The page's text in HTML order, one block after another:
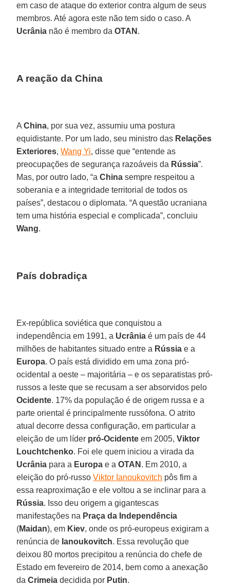
em caso de ataque do exterior contra algum de seus
membros. Até agora este não tem sido o caso. A
Ucrânia não é membro daOTAN .
A reação da China
AChina, por sua vez, assumiu uma postura
equidistante. Por um lado, seu ministro das Relações
Exteriores,Wang Yi, disse que “entende as
preocupações de segurança razoáveis da Rússia”.
Mas, por outro lado, “aChina sempre respeitou a
soberania e a integridade territorial de todos os
países”, destacou o diplomata. “A questão ucraniana
tem uma história especial e complicada”, concluiu
Wang.
País dobradiça
Ex-república soviética que conquistou a
independência em 1991, a Ucrânia é um país de 44
milhões de habitantes situado entre a Rússia e a
Europa. O país está dividido em uma zona pró-
ocidental a oeste – majoritária – e os separatistas pró-
russos a leste que se recusam a ser absorvidos pelo
Ocidente. 17% da população é de origem russa e a
parte oriental é principalmente russófona. O atrito
atual decorre dessa configuração, em particular a
eleição de um líder pró-Ocidente em 2005,Viktor
Louchtchenko. Foi ele quem iniciou a virada da
Ucrânia para a Europa e aOTAN . Em 2010, a
eleição do pró-russoViktor Ianoukovitch pôs fim a
essa reaproximação e ele voltou a se inclinar para a
Rússia. Isso deu origem a gigantescas
manifestações na Praça da Independência
(Maidan), em Kiev, onde os pró-europeus exigiram a
renúncia de Ianoukovitch. Essa revolução que
deixou 80 mortos precipitou a renúncia do chefe de
Estado em fevereiro de 2014, bem como a anexação
daCrimeia decidida por Putin.